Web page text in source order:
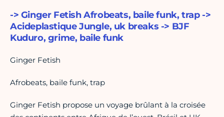
-> Ginger Fetish Afrobeats, baile funk, trap ->
Acideplastique Jungle, uk breaks -> BJF
Kuduro, grime, baile funk
Ginger Fetish
Afrobeats, baile funk, trap
Ginger Fetish propose un voyage brûlant à la croisée